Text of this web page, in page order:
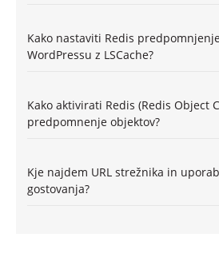
Kako nastaviti Redis
WordPressu z LSCache?
Kako aktivirati Redis (Redis Object
predpomnenje objektov?
Kje najdem URL strežnika in
gostovanja?